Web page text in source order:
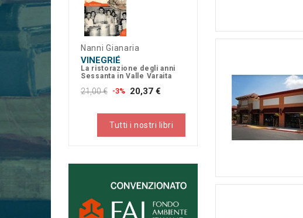
Nanni Gianaria
VINEGRIÉ
La ristorazione degli anni
Sessanta in Valle Varaita
21,00 € -3% 20,37 €
Tutti i nostri libri